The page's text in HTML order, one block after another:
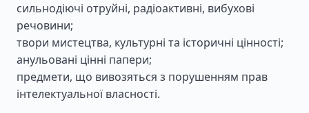
сильнодіючі отруйні, радіоактивні, вибухові
речовини;
твори мистецтва, культурні та історичні цінності;
анульовані цінні папери;
предмети, що вивозяться з порушенням прав
інтелектуальної власності.